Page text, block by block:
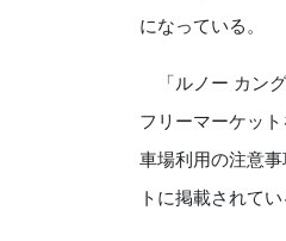
になっている。
「ルノー カン
フリーマーケッ
車場利用の注意
トに掲載されてい